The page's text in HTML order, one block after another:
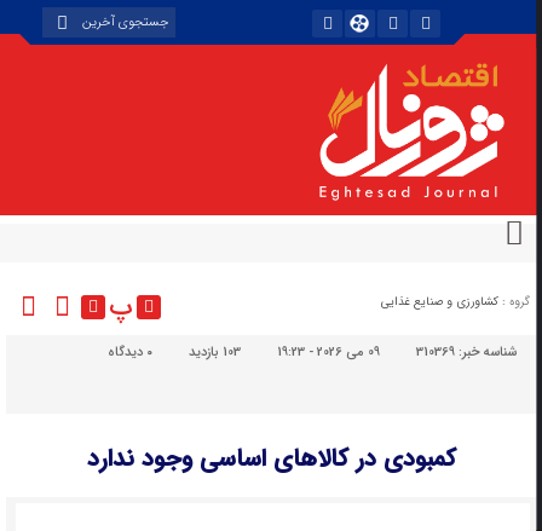
گروه : کشاورزی و صنایع غذایی پ
شناسه خبر:310369 09 می 2026 - 19:23 103 بازدید دیدگاه
کمبودی در کالاهای اساسی وجود ندارد